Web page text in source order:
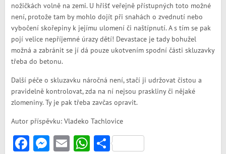
nožičkách volně na zemi. U hřišť veřejně přístupných toto možné
není, protože tam by mohlo dojít při snahách o zvednutí nebo
vybočení skořepiny k jejímu ulomení či naštípnutí. A s tím se pak
pojí velice nepříjemné úrazy dětí! Devastace je tady bohužel
možná a zabránit se jí dá pouze ukotvením spodní části skluzavky
třeba do betonu.
Další péče o skluzavku náročná není, stačí ji udržovat čistou a
pravidelně kontrolovat, zda na ní nejsou praskliny či nějaké
zlomeniny. Ty je pak třeba zavčas opravit.
Autor příspěvku: Vladeko Tachlovice
Facebook
Messenger
EmailWhatsApp
Share